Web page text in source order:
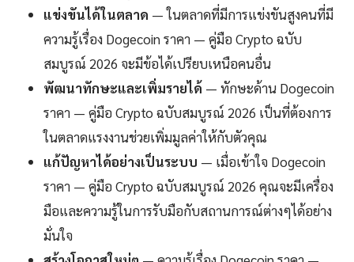
แข่งขันได้ในตลาด — ในตลาดที่มีการแข่งขันสูงคนที่มี
ความรู้เรื่อง Dogecoin ราคา — คู่มือ Crypto ฉบับ
สมบูรณ์ 2026 จะมีข้อได้เปรียบเหนือคนอื่น
พัฒนาทักษะและเพิ่มรายได้ — ทักษะด้าน Dogecoin
ราคา — คู่มือ Crypto ฉบับสมบูรณ์ 2026 เป็นที่ต้องการ
ในตลาดแรงงานช่วยเพิ่มมูลค่าให้กับตัวคุณ
แก้ปัญหาได้อย่างเป็นระบบ — เมื่อเข้าใจ Dogecoin
ราคา — คู่มือ Crypto ฉบับสมบูรณ์ 2026 คุณจะมีเครื่อง
มือและความรู้ในการรับมือกับสถานการณ์ต่างๆได้อย่าง
มั่นใจ